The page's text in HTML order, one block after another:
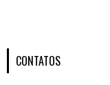
CONTATOS